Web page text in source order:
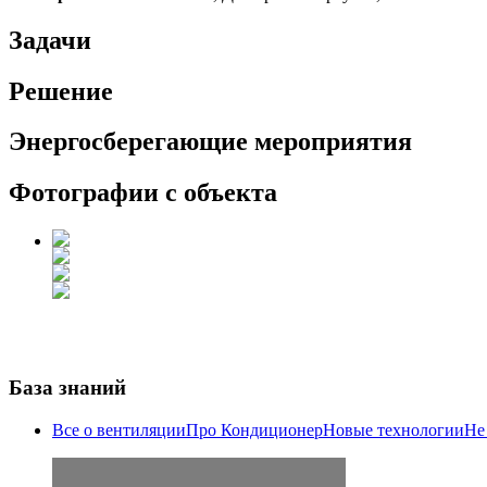
Задачи
Решение
Энергосберегающие мероприятия
Фотографии с объекта
База знаний
Все о вентиляцииПро КондиционерНовые технологииНе